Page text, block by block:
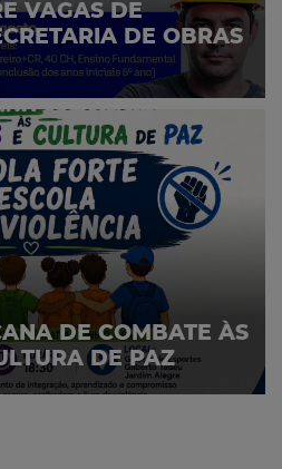
VAGAS DE
DE OBRAS
DE COMBATE ÀS
DE PAZ